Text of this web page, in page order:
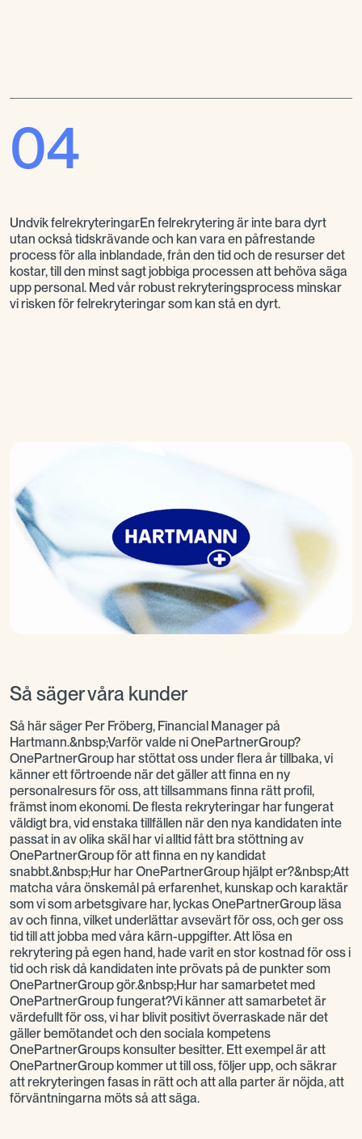
04
Undvik felrekryteringarEn felrekrytering är inte bara dyrt
utan också tidskrävande och kan vara en påfrestande
process för alla inblandade, från den tid och de resurser det
kostar, till den minst sagt jobbiga processen att behöva säga
upp personal. Med vår robust rekryteringsprocess minskar
vi risken för felrekryteringar som kan stå en dyrt.
Så säger våra kunder
Så här säger Per Fröberg, Financial Manager på
Hartmann.&nbsp;Varför valde ni OnePartnerGroup?
OnePartnerGroup har stöttat oss under flera år tillbaka, vi
känner ett förtroende när det gäller att finna en ny
personalresurs för oss, att tillsammans finna rätt profil,
främst inom ekonomi. De flesta rekryteringar har fungerat
väldigt bra, vid enstaka tillfällen när den nya kandidaten inte
passat in av olika skäl har vi alltid fått bra stöttning av
OnePartnerGroup för att finna en ny kandidat
snabbt.&nbsp;Hur har OnePartnerGroup hjälpt er?&nbsp;Att
matcha våra önskemål på erfarenhet, kunskap och karaktär
som vi som arbetsgivare har, lyckas OnePartnerGroup läsa
av och finna, vilket underlättar avsevärt för oss, och ger oss
tid till att jobba med våra kärn-uppgifter. Att lösa en
rekrytering på egen hand, hade varit en stor kostnad för oss i
tid och risk då kandidaten inte prövats på de punkter som
OnePartnerGroup gör.&nbsp;Hur har samarbetet med
OnePartnerGroup fungerat?Vi känner att samarbetet är
värdefullt för oss, vi har blivit positivt överraskade när det
gäller bemötandet och den sociala kompetens
OnePartnerGroups konsulter besitter. Ett exempel är att
OnePartnerGroup kommer ut till oss, följer upp, och säkrar
att rekryteringen fasas in rätt och att alla parter är nöjda, att
förväntningarna möts så att säga.